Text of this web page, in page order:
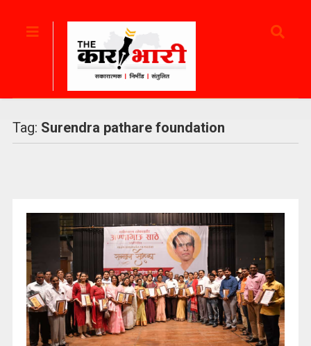
Tag: Surendra pathare foundation